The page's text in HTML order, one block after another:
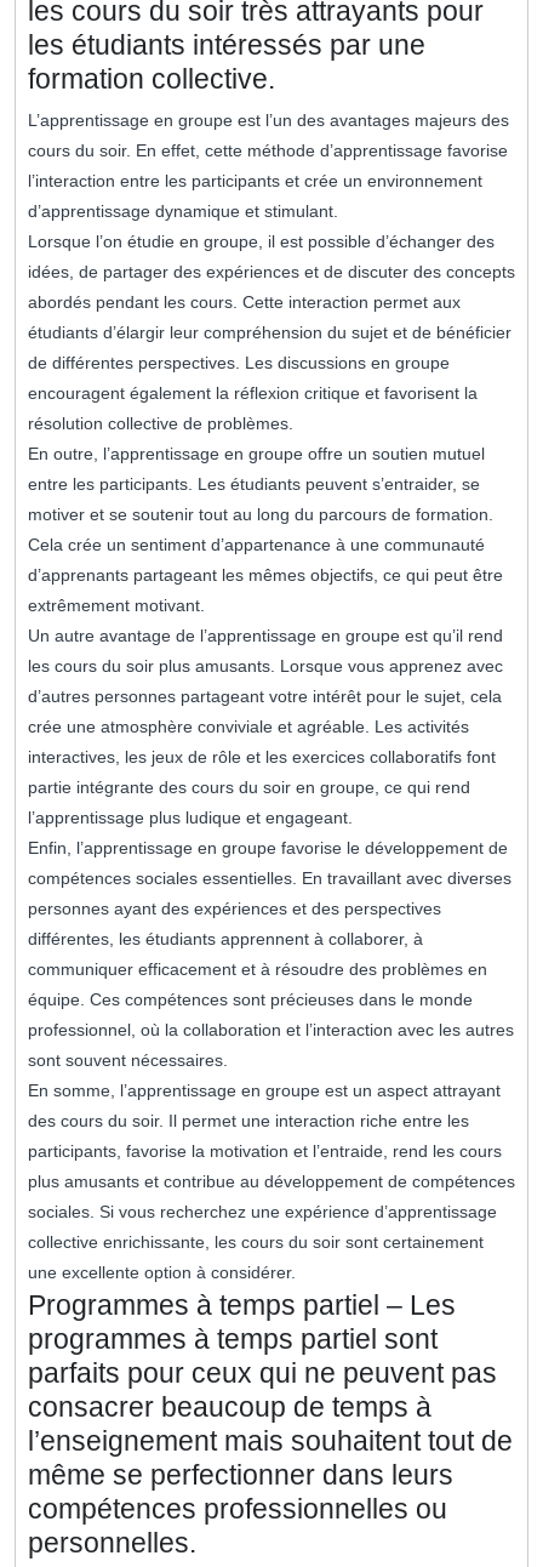
les cours du soir très attrayants pour
les étudiants intéressés par une
formation collective.
L’apprentissage en groupe est l’un des avantages majeurs des
cours du soir. En effet, cette méthode d’apprentissage favorise
l’interaction entre les participants et crée un environnement
d’apprentissage dynamique et stimulant.
Lorsque l’on étudie en groupe, il est possible d’échanger des
idées, de partager des expériences et de discuter des concepts
abordés pendant les cours. Cette interaction permet aux
étudiants d’élargir leur compréhension du sujet et de bénéficier
de différentes perspectives. Les discussions en groupe
encouragent également la réflexion critique et favorisent la
résolution collective de problèmes.
En outre, l’apprentissage en groupe offre un soutien mutuel
entre les participants. Les étudiants peuvent s’entraider, se
motiver et se soutenir tout au long du parcours de formation.
Cela crée un sentiment d’appartenance à une communauté
d’apprenants partageant les mêmes objectifs, ce qui peut être
extrêmement motivant.
Un autre avantage de l’apprentissage en groupe est qu’il rend
les cours du soir plus amusants. Lorsque vous apprenez avec
d’autres personnes partageant votre intérêt pour le sujet, cela
crée une atmosphère conviviale et agréable. Les activités
interactives, les jeux de rôle et les exercices collaboratifs font
partie intégrante des cours du soir en groupe, ce qui rend
l’apprentissage plus ludique et engageant.
Enfin, l’apprentissage en groupe favorise le développement de
compétences sociales essentielles. En travaillant avec diverses
personnes ayant des expériences et des perspectives
différentes, les étudiants apprennent à collaborer, à
communiquer efficacement et à résoudre des problèmes en
équipe. Ces compétences sont précieuses dans le monde
professionnel, où la collaboration et l’interaction avec les autres
sont souvent nécessaires.
En somme, l’apprentissage en groupe est un aspect attrayant
des cours du soir. Il permet une interaction riche entre les
participants, favorise la motivation et l’entraide, rend les cours
plus amusants et contribue au développement de compétences
sociales. Si vous recherchez une expérience d’apprentissage
collective enrichissante, les cours du soir sont certainement
une excellente option à considérer.
Programmes à temps partiel – Les
programmes à temps partiel sont
parfaits pour ceux qui ne peuvent pas
consacrer beaucoup de temps à
l’enseignement mais souhaitent tout de
même se perfectionner dans leurs
compétences professionnelles ou
personnelles.